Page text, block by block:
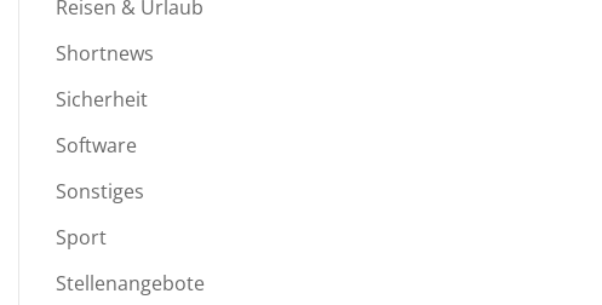
Reisen & Urlaub
Shortnews
Sicherheit
Software
Sonstiges
Sport
Stellenangebote